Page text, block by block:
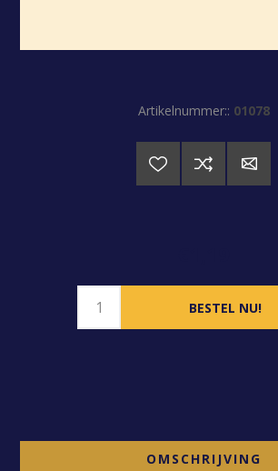
Artikelnummer:: 01078
OMSCHRIJVING